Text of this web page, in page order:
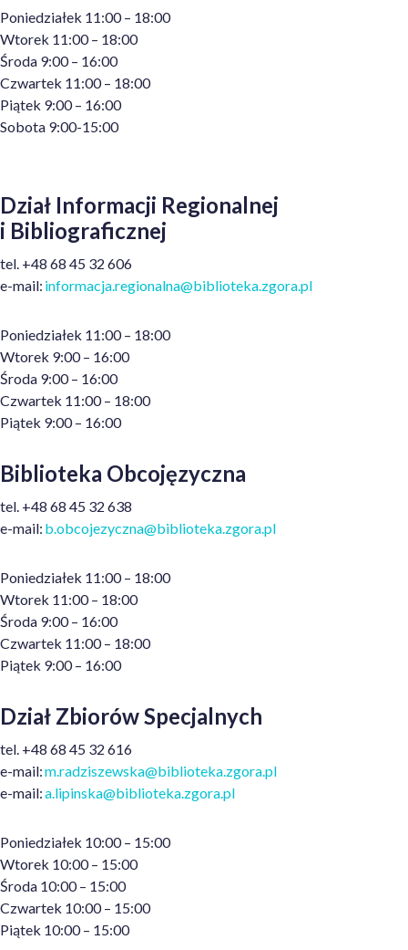
Poniedziałek 11:00 – 18:00
Wtorek 11:00 – 18:00
Środa 9:00 – 16:00
Czwartek 11:00 – 18:00
Piątek 9:00 – 16:00
Sobota 9:00-15:00
Dział Informacji Regionalnej
i Bibliograficznej
tel. +48 68 45 32 606
e-mail: informacja.regionalna@biblioteka.zgora.pl
Poniedziałek 11:00 – 18:00
Wtorek 9:00 – 16:00
Środa 9:00 – 16:00
Czwartek 11:00 – 18:00
Piątek 9:00 – 16:00
Biblioteka Obcojęzyczna
tel. +48 68 45 32 638
e-mail: b.obcojezyczna@biblioteka.zgora.pl
Poniedziałek 11:00 – 18:00
Wtorek 11:00 – 18:00
Środa 9:00 – 16:00
Czwartek 11:00 – 18:00
Piątek 9:00 – 16:00
Dział Zbiorów Specjalnych
tel. +48 68 45 32 616
e-mail:m.radziszewska@biblioteka.zgora.pl
e-mail:a.lipinska@biblioteka.zgora.pl
Poniedziałek 10:00 – 15:00
Wtorek 10:00 – 15:00
Środa 10:00 – 15:00
Czwartek 10:00 – 15:00
Piątek 10:00 – 15:00